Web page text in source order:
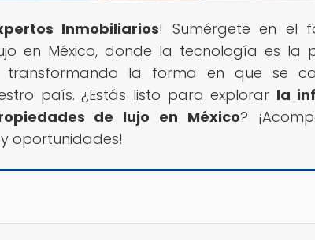
Inmobiliarios! Sumérgete en el
en México, donde la tecnología es la
transformando la forma en que se
país. ¿Estás listo para explorar la
de lujo en México?
oportunidades!